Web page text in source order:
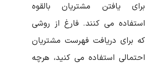
یافتن مشتریان بالقوه
می کنند. فارغ از روشی
برای دریافت فهرست مشتریان
استفاده می کنید، هرچه